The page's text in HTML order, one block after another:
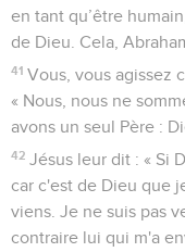
en tant qu’être
de Dieu. Cela,
41 Vous, vous agissez
« Nous, nous ne
avons un seul Père :
42 Jésus leur dit : « Si
car c'est de Dieu que
viens. Je ne suis pas
contraire lui qui m'a